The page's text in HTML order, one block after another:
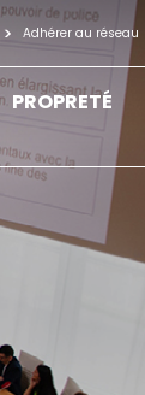
Adhérer au réseau
PROPRETÉ